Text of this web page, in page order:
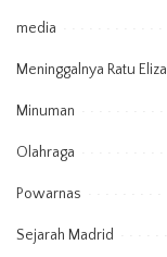
media
Meninggalnya Ratu
Minuman
Olahraga
Powarnas
Sejarah Madrid